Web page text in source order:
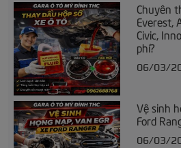
Chuyên
Everest,
Civic,
phí?
06/03/
Vệ sinh
Ford
06/03/